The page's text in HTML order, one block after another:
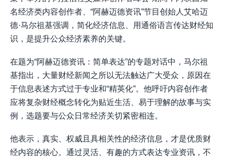
名经济类内容创作者、“阿赫迈德资讯”节目创始人艾哈迈
德·马尔祖基强调，简化经济信息、用通俗语言传达财经知
识，是提升公众经济素养的关键。
在题为“阿赫迈德资讯：简单表达”的专题对话中，马尔祖
基指出，大量财经新闻之所以无法触达广大受众，原因在
于信息表述方式过于专业和“精英化”。他呼吁内容创作者
应将复杂财经概念转化为贴近生活、易于理解的故事与实
例，选题要与公众日常经济关切紧密相连。
他表示，真实、权威且具相关性的经济信息，才是优质财
经内容的核心。通过灵活、有趣的方式表达专业资讯，不